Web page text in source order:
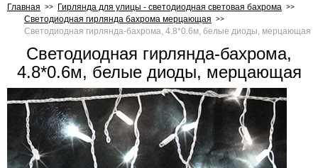
Главная
Гирлянда для улицы - светодиодная световая бахрома
Светодиодная гирлянда бахрома мерцающая
Светодиодная гирлянда-бахрома, 4.8*0.6м, белые диоды, мерцающая
Светодиодная гирлянда-бахрома,
4.8*0.6м, белые диоды, мерцающая